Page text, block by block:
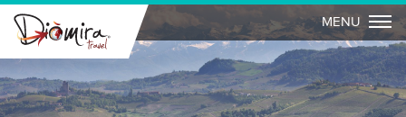
MENU